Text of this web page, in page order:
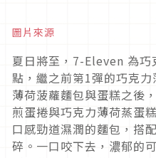
圖片來源
夏日將至，7-Eleven 為巧
點，繼之前第1彈的巧克
薄荷菠蘿麵包與蛋糕之後
煎蛋捲與巧克力薄荷蒸蛋
口感勁道濕潤的麵包，搭
碎。一口咬下去，濃郁的